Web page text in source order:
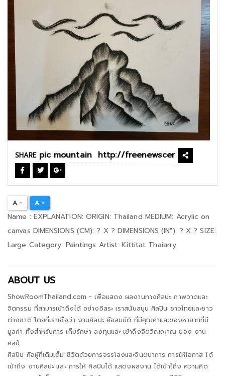
SHARE
A - A +
Name : EXPLANATION: ORIGIN: Thailand MEDIUM: Acrylic on
canvas DIMENSIONS (CM): ? X ? DIMENSIONS (IN"): ? X ? SIZE:
Large Category: Paintings Artist: Kittitat Thaiarry
ABOUT US
ShowRoomThailand.com - เพื่อแสดง ผลงานทางศิลปะ ภาพวาดและ
จิตกรรม ที่สามารเข้าถึงได้ อย่างอิสระ เราสนับสนุน ศิลปิน ชาวไทยและชาว
ต่างชาติ โดยที่เราเชื่อว่า งานศิลปะ คือสมบัติ ที่มีคุณค่าและของหายากที่มี
มูลค่า ทั้งสำหรับการ เก็บรักษา ลงทุนและ เข้าถึงจิตวิญญาณ ของ งาน
ศิลป์
ศิลปิน คือผู้ที่เติมเต็ม ชีวิตด้วยการจรรโลงและจินตนาการ การให้โอกาส ได้
เข้าถึง งานศิลปะ และ การให้ ศิลปินได้ แสดงผลงาน ได้เข้าใถึง ความคิด